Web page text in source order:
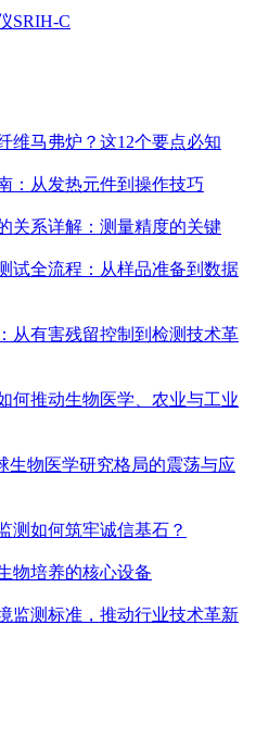
SRIH-C
维马弗炉？这12个要点必知
：从发热元件到操作技巧
关系详解：测量精度的关键
试全流程：从样品准备到数据
从有害残留控制到检测技术革
何推动生物医学、农业与工业
生物医学研究格局的震荡与应
测如何筑牢诚信基石？
物培养的核心设备
监测标准，推动行业技术革新